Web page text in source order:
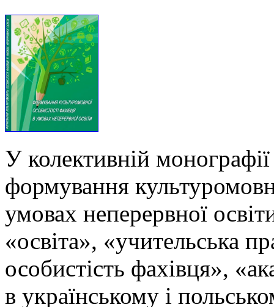
У колективній
формування
умовах неперервної
«освіта», «учительська
особистість фахівця»,
в українському і